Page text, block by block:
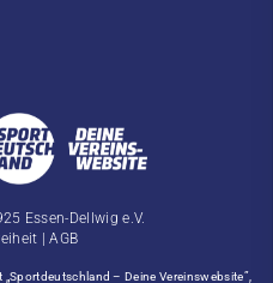
Essen-Dellwig e.V.
|AGB
„Sportdeutschland – Deine Vereinswebsite”,